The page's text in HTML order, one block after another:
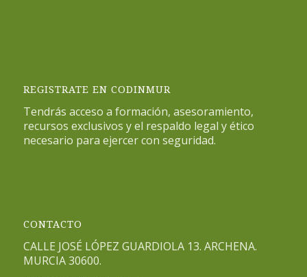
REGISTRATE EN CODINMUR
Tendrás acceso a formación, asesoramiento,
recursos exclusivos y el respaldo legal y ético
necesario para ejercer con seguridad.
CONTACTO
CALLE JOSÉ LÓPEZ GUARDIOLA 13. ARCHENA.
MURCIA 30600.